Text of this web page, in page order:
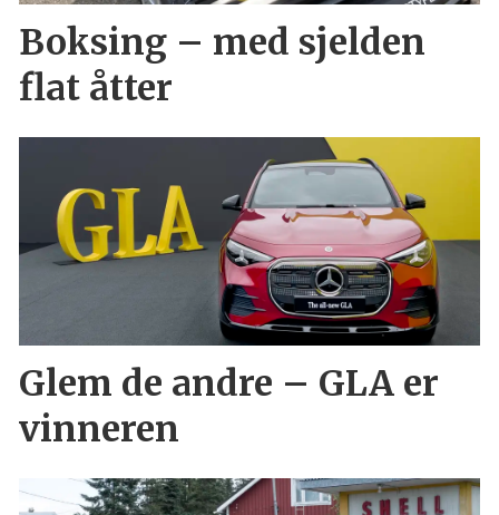
Boksing – med sjelden
flat åtter
Glem de andre – GLA er
vinneren